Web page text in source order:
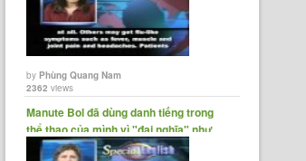
byPhùng Quang Nam
2362 views
Manute Bol đã dùng danh tiếng trong
thể thao của mình vì "đại nghĩa" như
thế......